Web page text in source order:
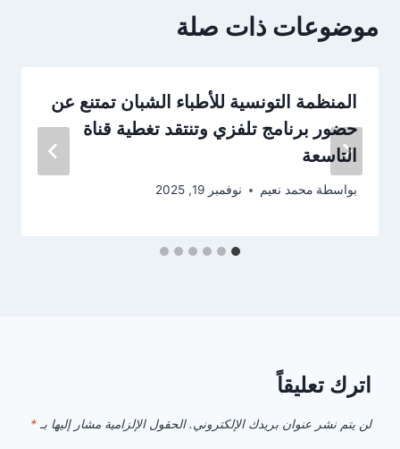
موضوعات ذات صلة
المنظمة التونسية للأطباء الشبان تمتنع عن
حضور برنامج تلفزي وتنتقد تغطية قناة
التاسعة
بواسطة محمد نعيم نوفمبر 19, 2025
اترك تعليقاً
لن يتم نشر عنوان بريدك الإلكتروني. الحقول الإلزامية مشار إليها بـ *